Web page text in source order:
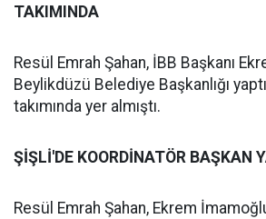
TAKIMINDA
Resül Emrah Şahan, İBB Başkanı
Beylikdüzü Belediye Başkanlığı
takımında yer almıştı.
ŞİŞLİ'DE KOORDİNATÖR BAŞKAN
Resül Emrah Şahan, Ekrem